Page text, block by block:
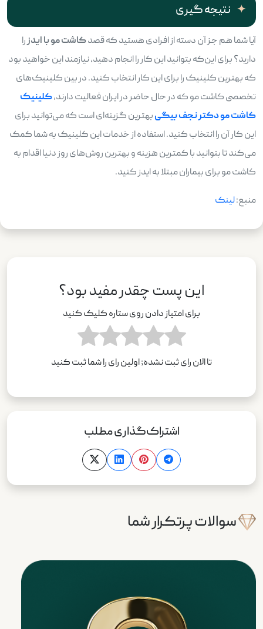
نتیجه گیری
آیا شما هم جز آن دسته از افرادی هستید که قصدکاشت مو با ایدزرا
دارید؟ برای این‌که بتوانید این کار را انجام دهید، نیازمند این خواهید بود
که بهترین کلینیک را برای این کار انتخاب کنید. در بین کلینیک‌های
تخصصی کاشت مو که در حال حاضر در ایران فعالیت دارند،کلینیک
کاشت مو دکتر نجف بیگیبهترین گزینه‌ای است که می‌توانید برای
این کار آن را انتخاب کنید. استفاده از خدمات این کلینیک به شما کمک
می‌کند تا بتوانید با کمترین هزینه و بهترین روش‌های روز دنیا اقدام به
کاشت مو برای بیماران مبتلا به ایدز کنید.
منبع:لینک
این پست چقدر مفید بود؟
برای امتیاز دادن روی ستاره کلیک کنید
تا الان رای ثبت نشده; اولین رای را شما ثبت کنید
اشتراک‌گذاری مطلب
سوالات پرتکرار شما